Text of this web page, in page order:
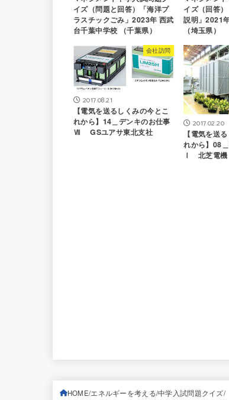
イズ（問題と回答）「海洋プ
ラスチックごみ」2023年 西武
台千葉中学校 （千葉県）
イズ（回答
説明」2021
（埼玉県）
会社訪問
2017.08.21
【電気を送るしくみの今とこ
れから】14＿デンキのお仕事
Ⅶ GSユアサ東北支社
2017.02.20
【電気を送
れから】08
Ⅰ 北芝電機
HOME エネルギーを考える 中学入試問題クイズ